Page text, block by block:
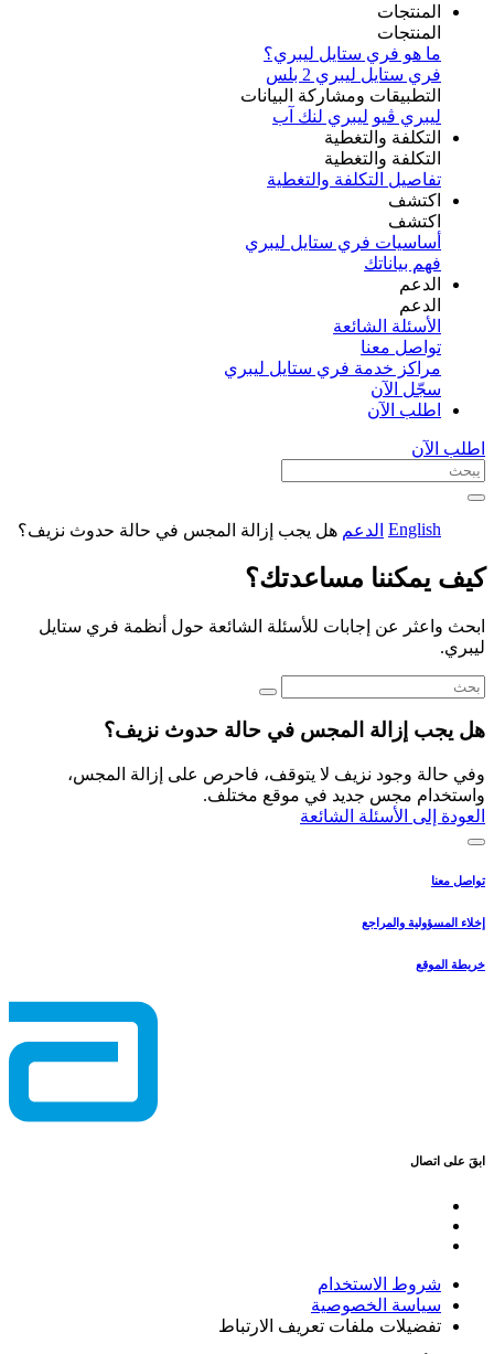
المنتجات
المنتجات
ما هو فري ستايل ليبري؟
فري ستايل ليبري 2 بلس​
التطبيقات ومشاركة البيانات
ليبري ڤيو ليبري لنك آب
التكلفة والتغطية
التكلفة والتغطية
تفاصيل التكلفة والتغطية
اكتشف​
اكتشف​
أساسيات فري ستايل ليبري
فهم بياناتك
الدعم
الدعم
الأسئلة الشائعة
تواصل معنا
مراكز خدمة فري ستايل ليبري
سجّل الآن​
اطلب الآن
اطلب الآن
English الدعم هل يجب إزالة المجس في حالة حدوث نزيف؟
كيف يمكننا مساعدتك؟
ابحث واعثر عن إجابات للأسئلة الشائعة حول أنظمة فري ستايل
ليبري.
هل يجب إزالة المجس في حالة حدوث نزيف؟
وفي حالة وجود نزيف لا يتوقف، فاحرص على إزالة المجس،
واستخدام مجس جديد في موقع مختلف.
العودة إلى الأسئلة الشائعة
تواصل معنا
إخلاء المسؤولية والمراجع
خريطة الموقع
ابقَ على اتصال
شروط الاستخدام
سياسة الخصوصية
تفضيلات ملفات تعريف الارتباط